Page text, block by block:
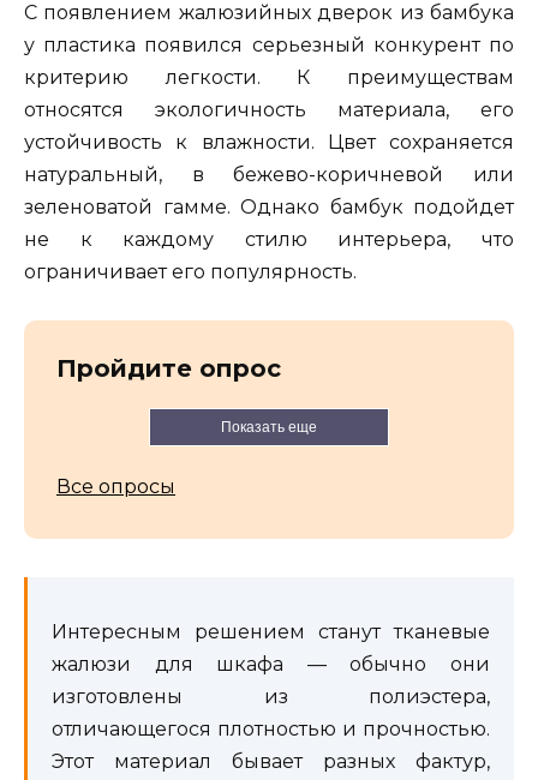
С появлением жалюзийных дверок из бамбука
у пластика появился серьезный конкурент по
критерию легкости. К преимуществам
относятся экологичность материала, его
устойчивость к влажности. Цвет сохраняется
натуральный, в бежево-коричневой или
зеленоватой гамме. Однако бамбук подойдет
не к каждому стилю интерьера, что
ограничивает его популярность.
Пройдите опрос
Показать еще
Все опросы
Интересным решением станут тканевые
жалюзи для шкафа — обычно они
изготовлены из полиэстера,
отличающегося плотностью и прочностью.
Этот материал бывает разных фактур,